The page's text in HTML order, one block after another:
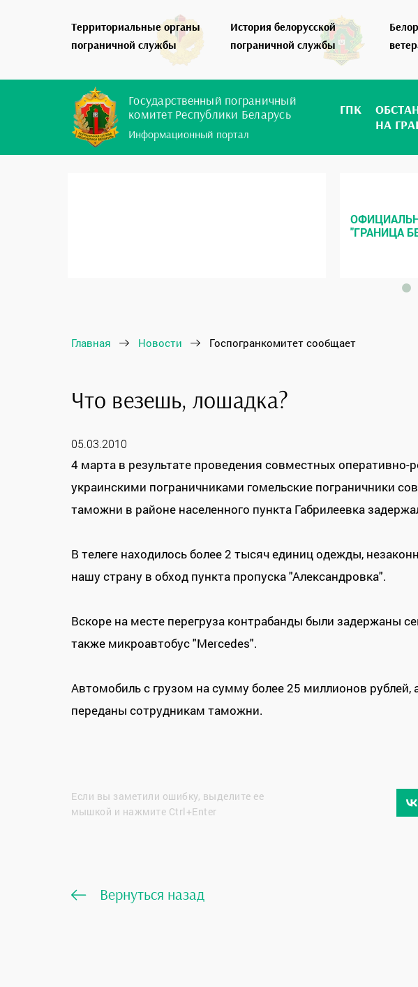
Территориальные органы
пограничной службы
История белорусской
пограничной службы
Государственный пограничный
комитет Республики Беларусь
Информационный портал
ГПК
НА
"ГРАНИЦА
Главная Новости Госпогранкомитет сообщает
Что везешь, лошадка?
05.03.2010
4 марта в результате проведения совместных
украинскими пограничниками гомельские пограничники
таможни в районе населенного пункта Габрилеевка
В телеге находилось более 2 тысяч единиц одежды,
нашу страну в обход пункта пропуска "Александровка".
Вскоре на месте перегруза контрабанды были задержаны
также микроавтобус "Mercedes".
Автомобиль с грузом на сумму более 25 миллионов рублей,
переданы сотрудникам таможни.
Если вы заметили ошибку, выделите ее
мышкой и нажмите Ctrl+Enter
Вернуться назад